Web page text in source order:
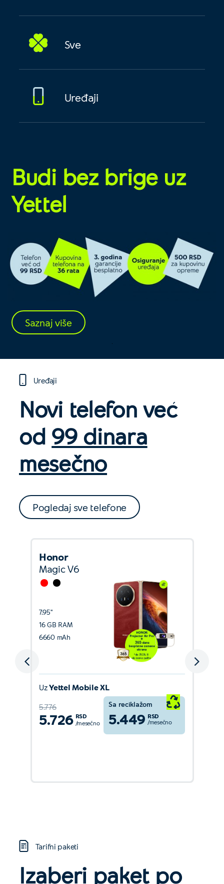
Sve
Uređaji
Budi bez brige uz
Yettel
Saznaj više
Uređaji
Novi telefon već
od 99 dinara
mesečno
Pogledaj sve telefone
Honor
Magic V6
7.95''
16 GB RAM
6660 mAh
UzYettel Mobile XL
5.776
5.726 RSD
/mesečno
Sa reciklažom
5.449 RSD
/mesečno
Tarifni paketi
Izaberi paket po